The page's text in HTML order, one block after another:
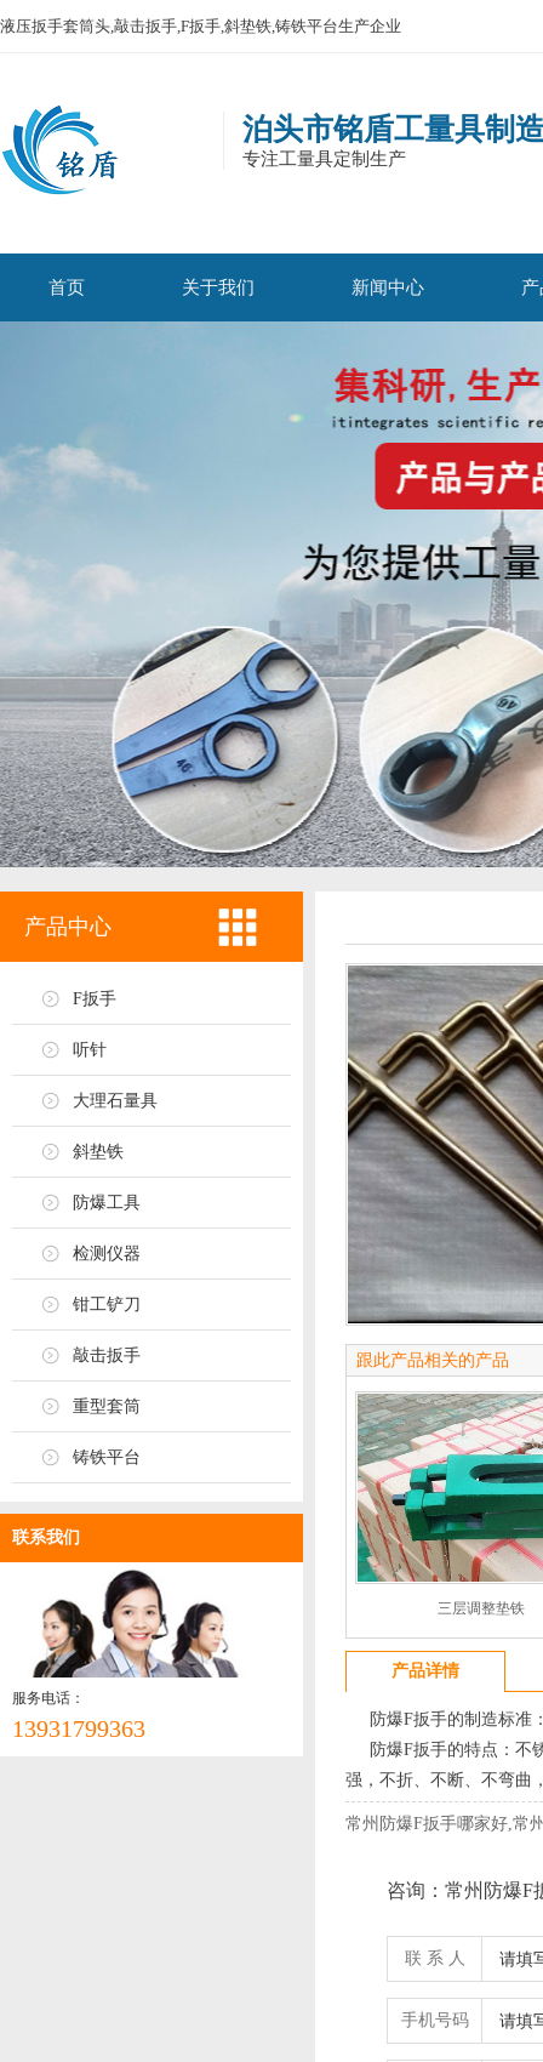
液压扳手套筒头,敲击扳手,F扳手,斜垫铁,铸铁平台生产企业
泊头市铭盾工量具制
专注工量具定制生产
首页 关于我们 新闻中心
产品中心
F扳手
听针
大理石量具
斜垫铁
防爆工具
检测仪器
钳工铲刀
敲击扳手
重型套筒
铸铁平台
联系我们
服务电话：
13931799363
跟此产品相关的产品
三层调整垫铁
产品详情
防爆F扳手的制造标准
防爆F扳手的特点：不
强，不折、不断、不弯曲
常州防爆F扳手哪家好,常
咨询：常州防爆F
联 系 人
手机号码